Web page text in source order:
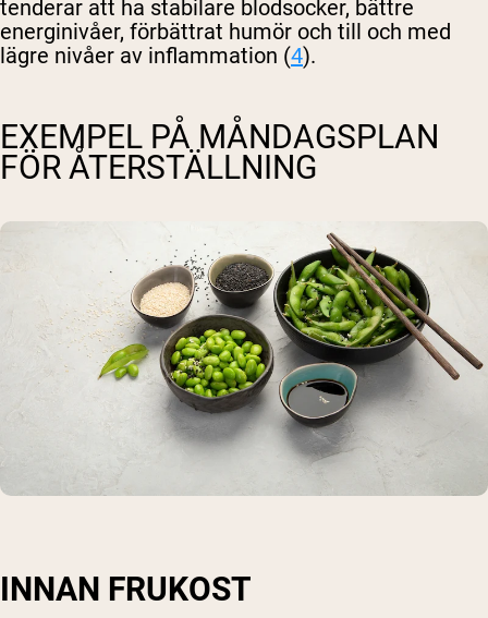
tenderar att ha stabilare blodsocker, bättre
energinivåer, förbättrat humör och till och med
lägre nivåer av inflammation (4).
EXEMPEL PÅ MÅNDAGSPLAN
FÖR ÅTERSTÄLLNING
INNAN FRUKOST